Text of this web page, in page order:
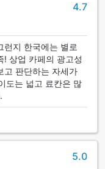
4.7
런지 한국에는 별로
! 상업 카페의 광고성
고 판단하는 자세가
도는 넓고 료칸은 많
5.0